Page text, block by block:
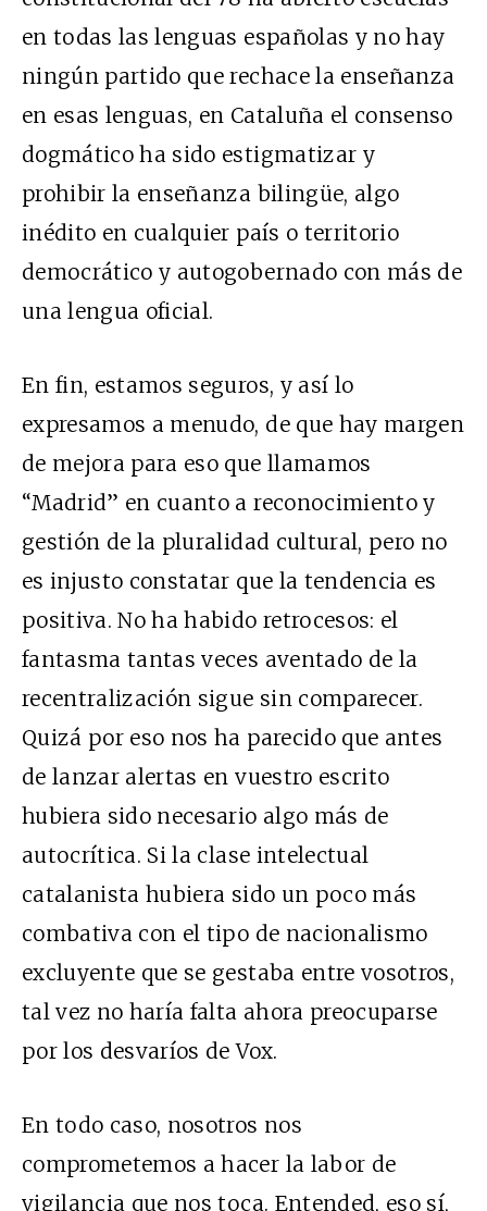
en todas las lenguas españolas y no hay
ningún partido que rechace la enseñanza
en esas lenguas, en Cataluña el consenso
dogmático ha sido estigmatizar y
prohibir la enseñanza bilingüe, algo
inédito en cualquier país o territorio
democrático y autogobernado con más de
una lengua oficial.
En fin, estamos seguros, y así lo
expresamos a menudo, de que hay margen
de mejora para eso que llamamos
“Madrid” en cuanto a reconocimiento y
gestión de la pluralidad cultural, pero no
es injusto constatar que la tendencia es
positiva. No ha habido retrocesos: el
fantasma tantas veces aventado de la
recentralización sigue sin comparecer.
Quizá por eso nos ha parecido que antes
de lanzar alertas en vuestro escrito
hubiera sido necesario algo más de
autocrítica. Si la clase intelectual
catalanista hubiera sido un poco más
combativa con el tipo de nacionalismo
excluyente que se gestaba entre vosotros,
tal vez no haría falta ahora preocuparse
por los desvaríos de Vox.
En todo caso, nosotros nos
comprometemos a hacer la labor de
vigilancia que nos toca. Entended, eso sí,